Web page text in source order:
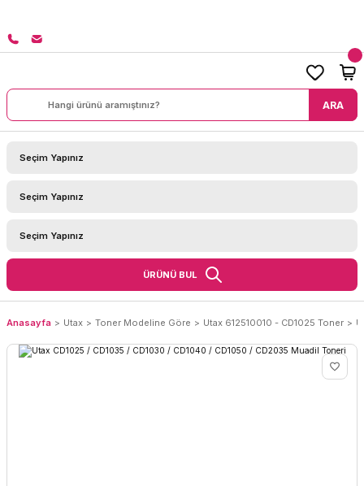
ARA
ÜRÜNÜ BUL
Anasayfa Utax Toner Modeline Göre Utax 612510010 - CD1025 Toner